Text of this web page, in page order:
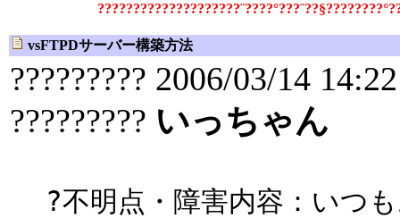
vsFTPDサーバー構築方法
????????? 2006/03/14 14:22
????????? いっちゃん
?不明点・障害内容：いつ